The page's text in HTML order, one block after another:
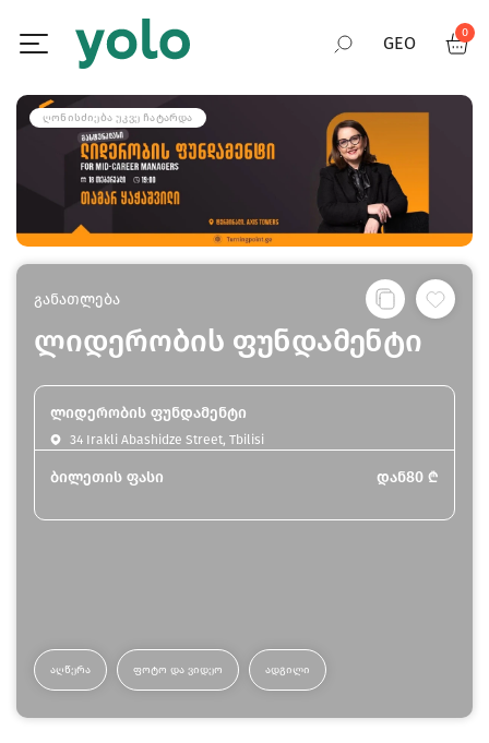
GEO
RUS
ENG
0
ᲦᲝᲜᲘᲡᲫᲘᲔᲑᲐ ᲣᲙᲕᲔ ᲩᲐᲢᲐᲠᲓᲐ
განათლება
ლიდერობის ფუნდამენტი
ლიდერობის ფუნდამენტი
34 Irakli Abashidze Street, Tbilisi
ბილეთის ფასი დან80 ₾
ᲐᲦᲬᲔᲠᲐ ᲤᲝᲢᲝ ᲓᲐ ᲕᲘᲓᲔᲝ ᲐᲓᲒᲘᲚᲘ